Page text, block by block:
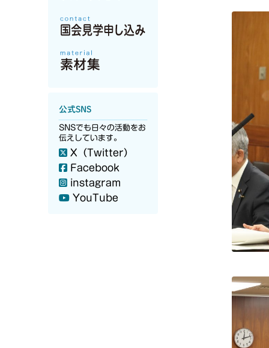
公式SNS
SNSでも日々の活動をお
伝えしています。
X（Twitter）
Facebook
instagram
YouTube